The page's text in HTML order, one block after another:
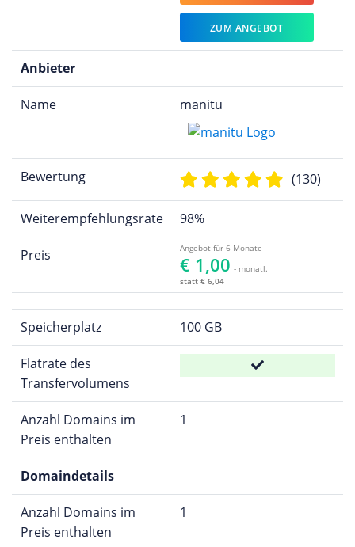
ZUM ANGEBOT
Anbieter
Name manitu
Bewertung (130)
Weiterempfehlungsrate 98%
Preis Angebot für 6 Monate
€ 1,00 - monatl.
statt € 6,04
Speicherplatz 100 GB
Flatrate des
Transfervolumens
Anzahl Domains im
Preis enthalten
1
Domaindetails
Anzahl Domains im
Preis enthalten
1